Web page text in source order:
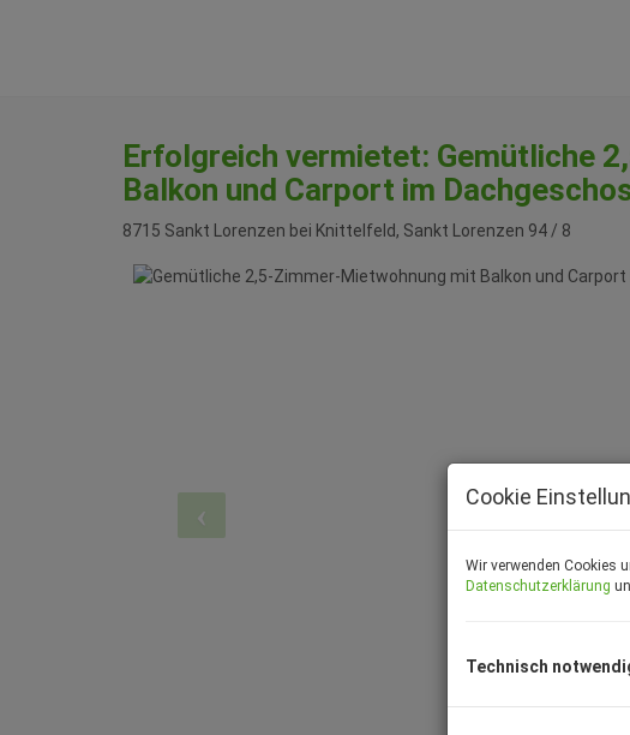
Erfolgreich vermietet: Gemütliche
Balkon und Carport im
8715 Sankt Lorenzen bei Knittelfeld, Sankt Lorenzen 94 / 8
Cookie
Wir verwenden Cookies
Datenschutzerklärung
Technisch